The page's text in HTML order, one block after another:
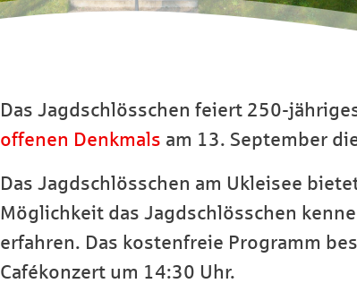
Das Jagdschlösschen feiert 250-
offenen Denkmals am 13. September
Das Jagdschlösschen am Ukleisee
Möglichkeit das Jagdschlösschen
erfahren. Das kostenfreie Programm
Cafékonzert um 14:30 Uhr.